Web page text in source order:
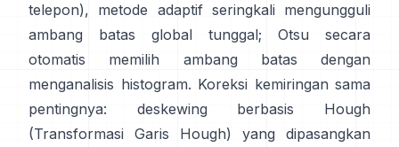
telepon), metode adaptif seringkali mengungguli
ambang batas global tunggal; Otsu secara
otomatis memilih ambang batas dengan
menganalisis histogram. Koreksi kemiringan sama
pentingnya: deskewing berbasis Hough
(Transformasi Garis Hough) yang dipasangkan